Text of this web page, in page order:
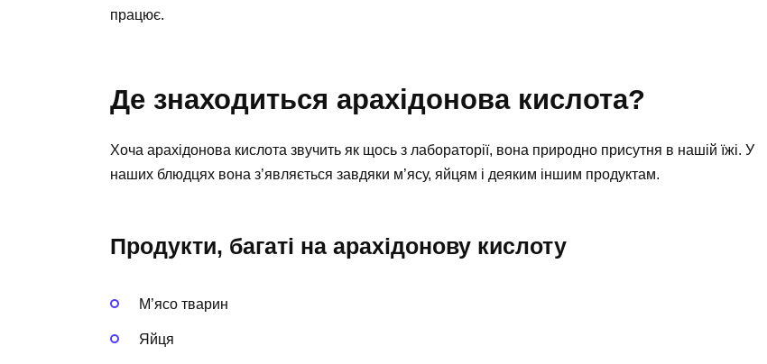
працює.
Де знаходиться арахідонова кислота?
Хоча арахідонова кислота звучить як щось з лабораторії, вона природно присутня в нашій їжі. У
наших блюдцях вона з’являється завдяки м’ясу, яйцям і деяким іншим продуктам.
Продукти, багаті на арахідонову кислоту
М’ясо тварин
Яйця